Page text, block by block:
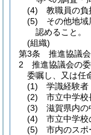
(4)
教職員の負
(5)
その他地
認めること。
(組織)
第3条
推進協議
2
推進協議会の
委嘱し、又は任
(1)
学識経験者
(2)
市立中学校
(3)
滋賀県内の
(4)
市立中学校
(5)
市内のスポ